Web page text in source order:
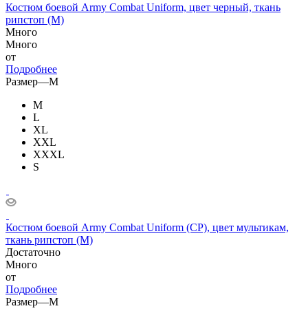
Костюм боевой Army Combat Uniform, цвет черный, ткань
рипстоп (M)
Много
Много
от
Подробнее
Размер—M
M
L
XL
XXL
XXXL
S
Костюм боевой Army Combat Uniform (CP), цвет мультикам,
ткань рипстоп (M)
Достаточно
Много
от
Подробнее
Размер—M